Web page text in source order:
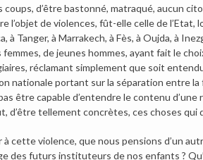
d’être bastonné, matraqué, aucun
l’objet de violences, fût-elle celle de
à Tanger, à Marrakech, à Fès, à Oujda, à
de jeunes hommes, ayant fait le
réclamant simplement que soit
nationale portant sur la séparation entre
être capable d’entendre le contenu
d’être tellement concrètes, ces choses
cette violence, que nous pensions d’un
des futurs instituteurs de nos enfants ?